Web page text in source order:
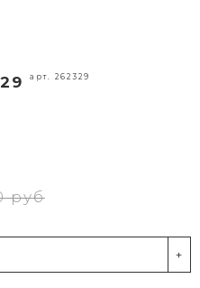
арт. 262329
руб
+